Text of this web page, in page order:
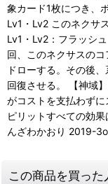
象カード1枚につき、
Lv1・Lv2 このネクサ
Lv1・Lv2：フラッシ
回、このネクサスの
ドローする。その後
回復させる。 【神域
がコストを支払わず
ピリットすべての効
んざわかおり 2019-
この商品を買っ